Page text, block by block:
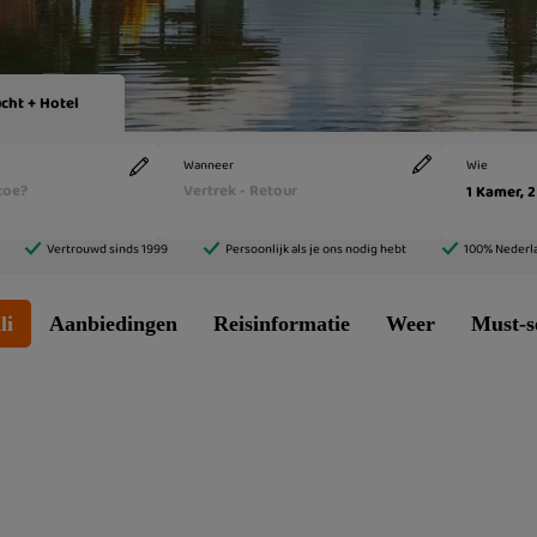
Aanbiedingen Reisinformatie Weer Must-